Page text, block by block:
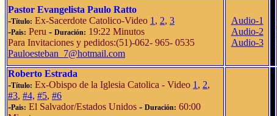
Pastor Evangelista Paulo Ratto
-Título: Ex-Sacerdote Catolico-Video 1 , 2, 3
-Pais: Peru - Duración: 19:22 Minutos
Para Invitaciones y pedidos:(51)-062- 965- 0535
Pauloesteban_7@hotmail.com
Audio-1
Audio-2
Audio-3
Roberto Estrada
-Título: Ex-Obispo de la Iglesia Catolica - Video 1 , 2,
#3, #4, #5, #6
-Pais: El Salvador/Estados Unidos - Duración: 60:00